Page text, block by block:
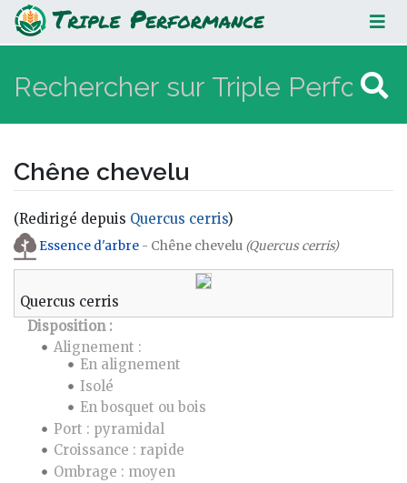
Chêne chevelu
Chêne chevelu
(Redirigé depuis Quercus cerris)
Aller à :navigation,rechercher
Essence d'arbre - Chêne chevelu (Quercus cerris)
Quercus cerris
Disposition :
Alignement :
En alignement
Isolé
En bosquet ou bois
Port : pyramidal
Croissance : rapide
Ombrage : moyen